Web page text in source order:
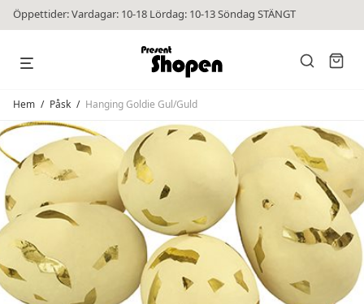
Öppettider: Vardagar: 10-18 Lördag: 10-13 Söndag STÄNGT
Hem / Påsk / Hanging Goldie Gul/Guld